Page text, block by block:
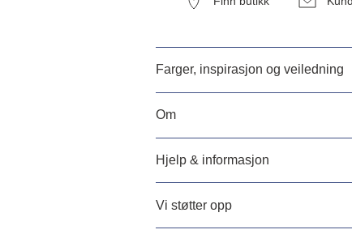
Farger, inspirasjon og veiledning
Om
Hjelp & informasjon
Vi støtter opp